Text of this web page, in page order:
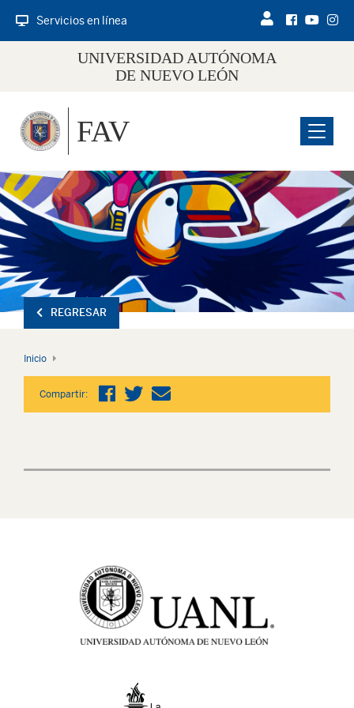
Servicios en línea
UNIVERSIDAD AUTÓNOMA
DE NUEVO LEÓN
Menu
FAV
REGRESAR
Inicio
Compartir: